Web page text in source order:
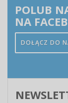
POLUB
NA
DOŁĄCZ DO